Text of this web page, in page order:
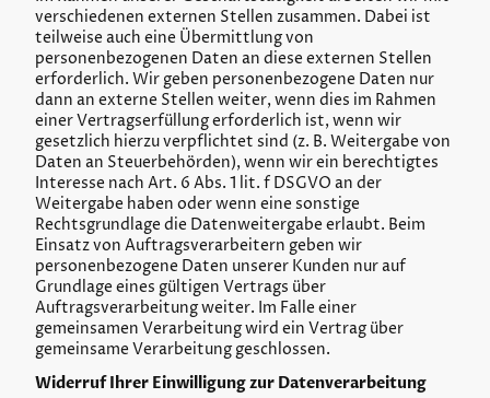
verschiedenen externen Stellen zusammen. Dabei ist
teilweise auch eine Übermittlung von
personenbezogenen Daten an diese externen Stellen
erforderlich. Wir geben personenbezogene Daten nur
dann an externe Stellen weiter, wenn dies im Rahmen
einer Vertragserfüllung erforderlich ist, wenn wir
gesetzlich hierzu verpflichtet sind (z. B. Weitergabe von
Daten an Steuerbehörden), wenn wir ein berechtigtes
Interesse nach Art. 6 Abs. 1 lit. f DSGVO an der
Weitergabe haben oder wenn eine sonstige
Rechtsgrundlage die Datenweitergabe erlaubt. Beim
Einsatz von Auftragsverarbeitern geben wir
personenbezogene Daten unserer Kunden nur auf
Grundlage eines gültigen Vertrags über
Auftragsverarbeitung weiter. Im Falle einer
gemeinsamen Verarbeitung wird ein Vertrag über
gemeinsame Verarbeitung geschlossen.
Widerruf Ihrer Einwilligung zur Datenverarbeitung